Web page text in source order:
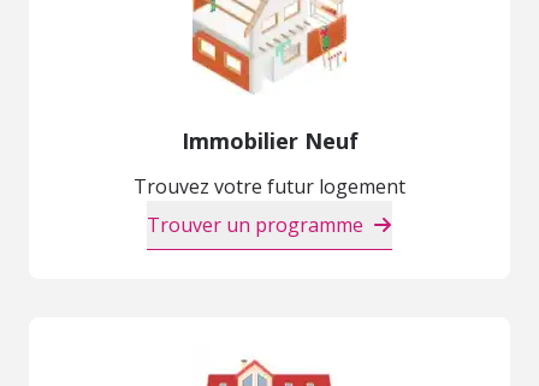
Immobilier Neuf
Trouvez votre futur logement
Trouver un programme